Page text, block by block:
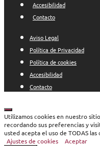
Accesibilidad
Contacto
Aviso Legal
Política de Privacidad
Política de cookies
Accesibilidad
Contacto
Cerrar
Utilizamos cookies en nuestro
recordando sus preferencias y
usted acepta el uso de TODAS las
Ajustes de cookies
Aceptar